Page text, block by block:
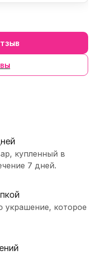
купленный в
7 дней.
украшение, которое